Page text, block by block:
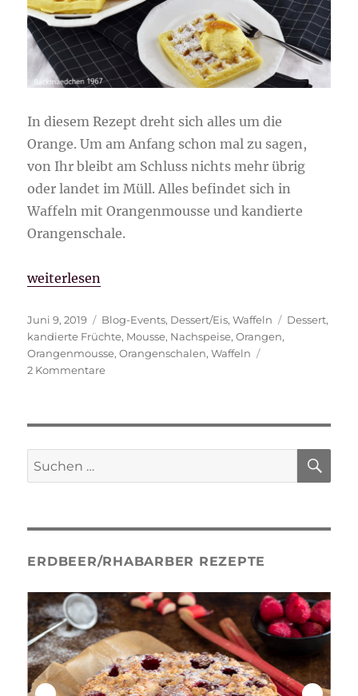
In diesem Rezept dreht sich alles um die
Orange. Um am Anfang schon mal zu sagen,
von Ihr bleibt am Schluss nichts mehr übrig
oder landet im Müll. Alles befindet sich in
Waffeln mit Orangenmousse und kandierte
Orangenschale.
„Waffeln mit Orangenmousse und kandierte
weiterlesen
Veröffentlicht
am
Juni 9, 2019 Kategorien
Blog-Events, Dessert/Eis,Waffeln Schlagwörter
Dessert,
kandierte Früchte, Mousse, Nachspeise,Orangen,
Orangenmousse,Orangenschalen,Waffeln
2 Kommentarezu
kandierte
Suche
nach:
ERDBEER/RHABARBER REZEPTE